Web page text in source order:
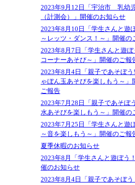
2023年9月12日「宇治市 乳幼
（計測会）」開催のお知らせ
2023年8月10日「学生さんと遊
～レッツ・ダンス！～」開催の
2023年8月7日「学生さんと遊ぼ
コーナーあそび～」開催のご報
2023年8月4日「親子であそぼう
ゃぼん玉あそびを楽しもう～」
ご報告
2023年7月28日「親子であそぼ
水あそびを楽しもう～」開催の
2023年7月25日「学生さんと遊
～音を楽しもう～」開催のご報
夏季休暇のお知らせ
2023年8月「学生さんと遊ぼう
催のお知らせ
2023年8月4日「親子であそぼう